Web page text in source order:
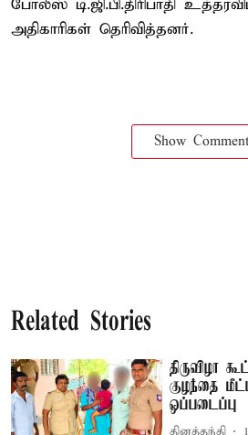
போலீஸ் டி.ஜி.பி.திரிபாதி
அதிகாரிகள் தெரிவித்தனர்.
Show
Related Stories
திருவிழா
குழந்தை
ஒப்படைப்பு
தினத்தந்தி